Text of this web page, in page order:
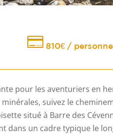
 810€ / personne
pour les aventuriers en
suivez le
situé à Barre des
dans un cadre typique le